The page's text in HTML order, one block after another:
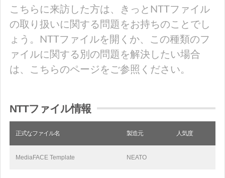
こちらに来訪した方は、きっとNTTファイル
の取り扱いに関する問題をお持ちのことでし
ょう。NTTファイルを開くか、この種類のフ
ァイルに関する別の問題を解決したい場合
は、こちらのページをご参照ください。
NTTファイル情報
正式なファイル名 製造元 人気度
MediaFACE Template NEATO